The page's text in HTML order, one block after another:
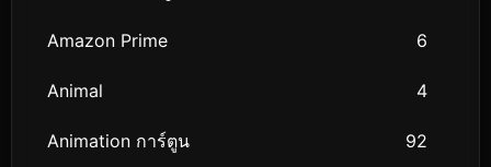
Amazon Prime 6
Animal 4
Animation การ์ตูน 92